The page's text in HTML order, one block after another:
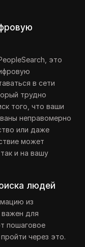
это
в сети
трудно
того, что ваши
неправомерно
или даже
может
и на вашу
людей
из
важен для
пошаговое
через это.